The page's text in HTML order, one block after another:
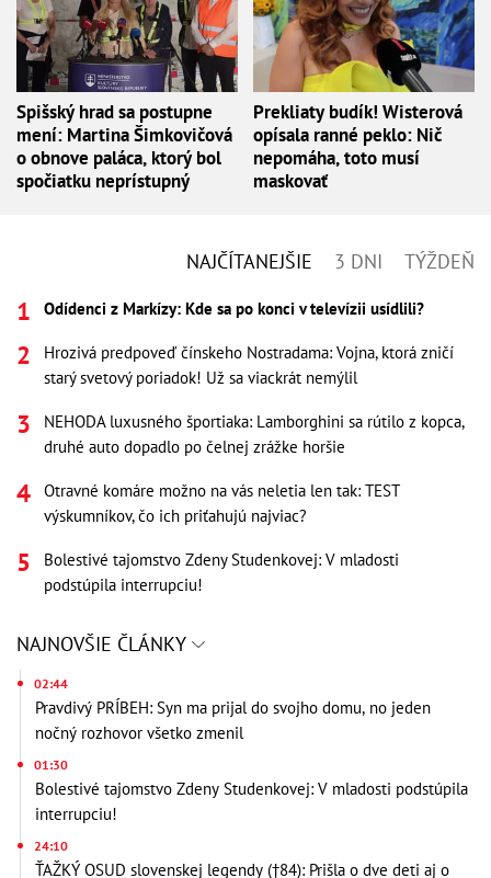
Spišský hrad sa postupne
mení: Martina Šimkovičová
o obnove paláca, ktorý bol
spočiatku neprístupný
Prekliaty budík! Wisterová
opísala ranné peklo: Nič
nepomáha, toto musí
maskovať
NAJČÍTANEJŠIE 3 DNI TÝŽDEŇ
Odídenci z Markízy: Kde sa po konci v televízii usídlili?
Hrozivá predpoveď čínskeho Nostradama: Vojna, ktorá zničí
starý svetový poriadok! Už sa viackrát nemýlil
NEHODA luxusného športiaka: Lamborghini sa rútilo z kopca,
druhé auto dopadlo po čelnej zrážke horšie
Otravné komáre možno na vás neletia len tak: TEST
výskumníkov, čo ich priťahujú najviac?
Bolestivé tajomstvo Zdeny Studenkovej: V mladosti
podstúpila interrupciu!
NAJNOVŠIE ČLÁNKY
02:44
Pravdivý PRÍBEH: Syn ma prijal do svojho domu, no jeden
nočný rozhovor všetko zmenil
01:30
Bolestivé tajomstvo Zdeny Studenkovej: V mladosti podstúpila
interrupciu!
24:10
ŤAŽKÝ OSUD slovenskej legendy (†84): Prišla o dve deti aj o